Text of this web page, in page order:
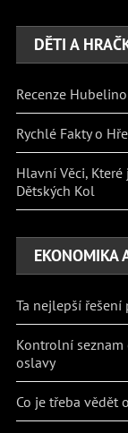
DĚTI A
Recenze
Rychlé Fakty o
Hlavní Věci,
Dětských Kol
EKONOMIKA
Ta nejlepší
Kontrolní
oslavy
Co je třeba vědět